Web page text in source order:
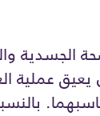
الجسدية
عملية